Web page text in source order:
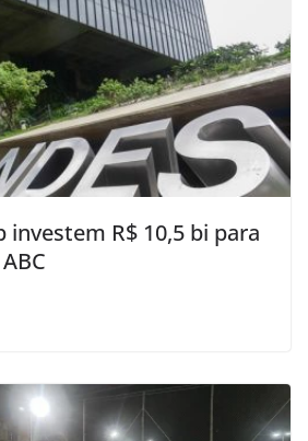
investem R$ 10,5 bi para